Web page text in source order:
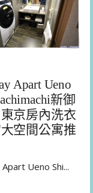
Apart Ueno
新御
京房內洗衣
空間公寓推
Ueno Shi...